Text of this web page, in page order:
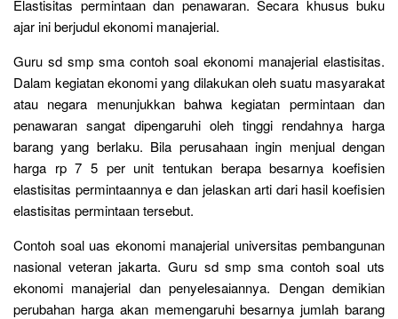
Elastisitas permintaan dan penawaran. Secara khusus buku
ajar ini berjudul ekonomi manajerial.
Guru sd smp sma contoh soal ekonomi manajerial elastisitas.
Dalam kegiatan ekonomi yang dilakukan oleh suatu masyarakat
atau negara menunjukkan bahwa kegiatan permintaan dan
penawaran sangat dipengaruhi oleh tinggi rendahnya harga
barang yang berlaku. Bila perusahaan ingin menjual dengan
harga rp 7 5 per unit tentukan berapa besarnya koefisien
elastisitas permintaannya e dan jelaskan arti dari hasil koefisien
elastisitas permintaan tersebut.
Contoh soal uas ekonomi manajerial universitas pembangunan
nasional veteran jakarta. Guru sd smp sma contoh soal uts
ekonomi manajerial dan penyelesaiannya. Dengan demikian
perubahan harga akan memengaruhi besarnya jumlah barang